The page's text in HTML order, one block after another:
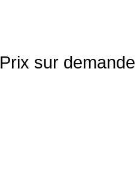
Prix sur demande